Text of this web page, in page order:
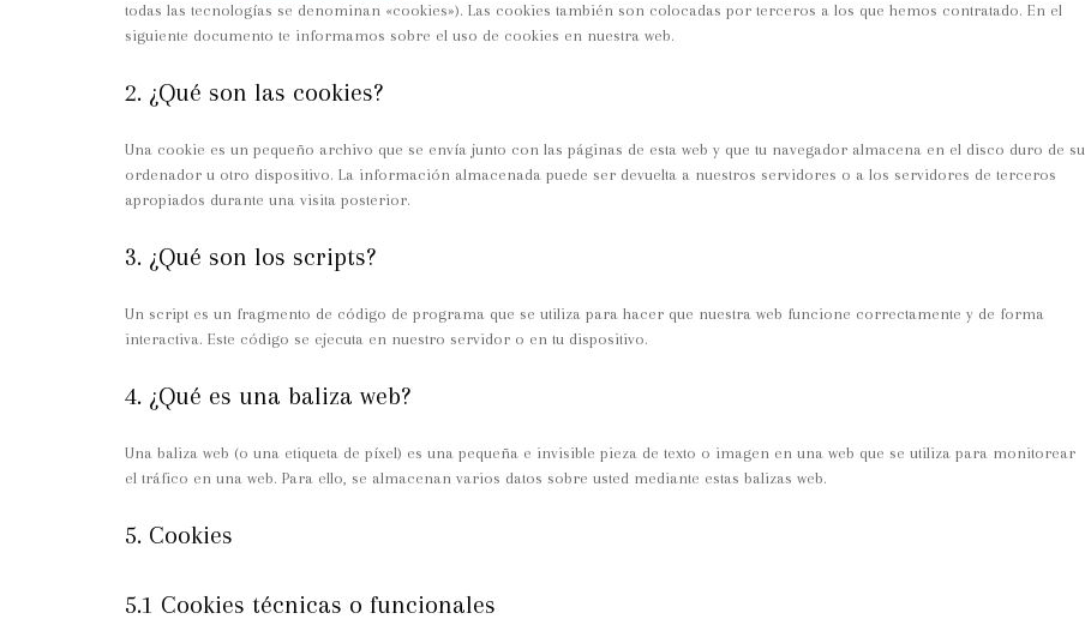
todas las tecnologías se denominan «cookies»). Las cookies también son colocadas por terceros a los que hemos contratado. En el
siguiente documento te informamos sobre el uso de cookies en nuestra web.
2. ¿Qué son las cookies?
Una cookie es un pequeño archivo que se envía junto con las páginas de esta web y que tu navegador almacena en el disco duro de su
ordenador u otro dispositivo. La información almacenada puede ser devuelta a nuestros servidores o a los servidores de terceros
apropiados durante una visita posterior.
3. ¿Qué son los scripts?
Un script es un fragmento de código de programa que se utiliza para hacer que nuestra web funcione correctamente y de forma
interactiva. Este código se ejecuta en nuestro servidor o en tu dispositivo.
4. ¿Qué es una baliza web?
Una baliza web (o una etiqueta de píxel) es una pequeña e invisible pieza de texto o imagen en una web que se utiliza para monitorear
el tráfico en una web. Para ello, se almacenan varios datos sobre usted mediante estas balizas web.
5. Cookies
5.1 Cookies técnicas o funcionales